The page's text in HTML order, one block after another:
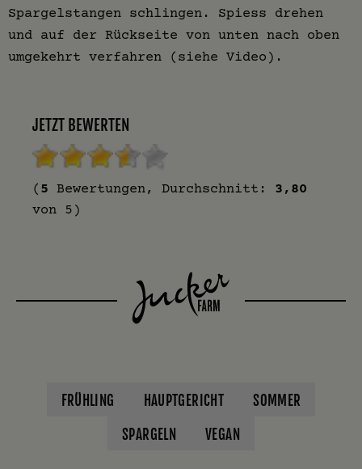
Spargelstangen schlingen. Spiess drehen
und auf der Rückseite von unten nach oben
umgekehrt verfahren (siehe Video).
JETZT BEWERTEN
( 5 Bewertungen, Durchschnitt: 3,80
von 5)
FRÜHLING HAUPTGERICHT
SOMMER
SPARGELN
VEGAN